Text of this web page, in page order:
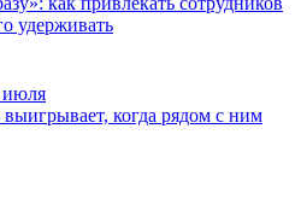
удерживать
июля
когда рядом с ним